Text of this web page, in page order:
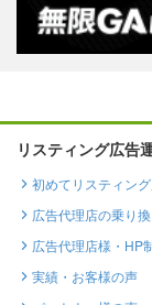
リスティング広告
初めてリスティン
広告代理店の乗り
広告代理店様・HP
実績・お客様の声